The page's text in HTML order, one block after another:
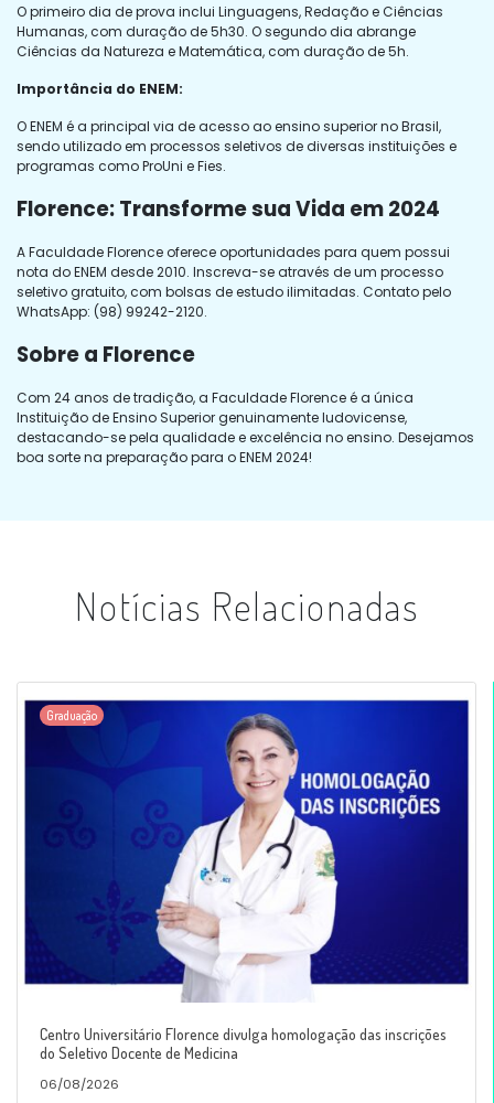
O primeiro dia de prova inclui Linguagens, Redação e Ciências
Humanas, com duração de 5h30. O segundo dia abrange
Ciências da Natureza e Matemática, com duração de 5h.
Importância do ENEM:
O ENEM é a principal via de acesso ao ensino superior no Brasil,
sendo utilizado em processos seletivos de diversas instituições e
programas como ProUni e Fies.
Florence: Transforme sua Vida em 2024
A Faculdade Florence oferece oportunidades para quem possui
nota do ENEM desde 2010. Inscreva-se através de um processo
seletivo gratuito, com bolsas de estudo ilimitadas. Contato pelo
WhatsApp: (98) 99242-2120.
Sobre a Florence
Com 24 anos de tradição, a Faculdade Florence é a única
Instituição de Ensino Superior genuinamente ludovicense,
destacando-se pela qualidade e excelência no ensino. Desejamos
boa sorte na preparação para o ENEM 2024!
Notícias Relacionadas
Graduação
Centro Universitário Florence divulga homologação das inscrições
do Seletivo Docente de Medicina
06/08/2026